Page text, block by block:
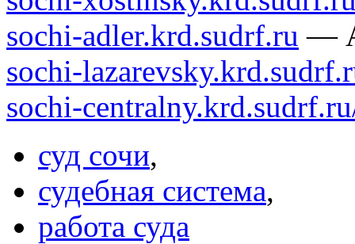
sochi-adler.krd.sudrf.ru —
sochi-
sochi-
суд сочи,
судебная система,
работа суда